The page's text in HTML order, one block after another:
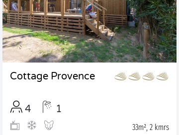
Cottage Provence
4 1
33m², 2 kmrs